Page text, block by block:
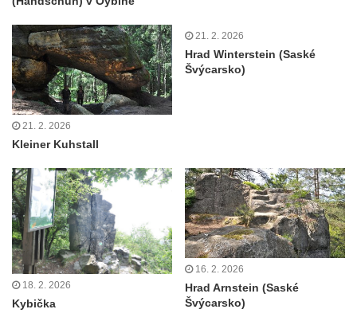
Jeskyně Lipka (Horní Prysk)
Vyhlídka na Meixnerově stezce v Horním
Prysku
Písková vyhlídka
Spravedlnost
Úzké schody
Herdstein
Vyhlídka Pustý zámek
Pustý zámek
Střední vrch
Sedlecký Špičák
21. 2. 2026
Kleiner Kuhstall
21. 2. 2026
Hrad Winterstein (Saské
Švýcarsko)
18. 2. 2026
Kybička
16. 2. 2026
Hrad Arnstein (Saské
Švýcarsko)